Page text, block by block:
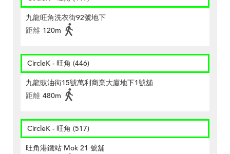
九龍旺角洗衣街92號地下
距離 120m
CircleK - 旺角 (446)
九龍豉油街15號萬利商業大廈地下1號舖
距離 480m
CircleK - 旺角 (517)
旺角港鐵站 Mok 21 號舖